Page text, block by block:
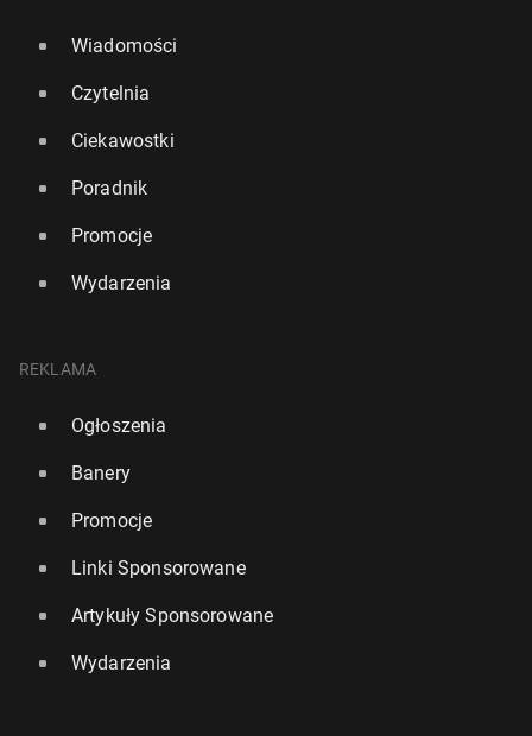
Wiadomości
Czytelnia
Ciekawostki
Poradnik
Promocje
Wydarzenia
REKLAMA
Ogłoszenia
Banery
Promocje
Linki Sponsorowane
Artykuły Sponsorowane
Wydarzenia